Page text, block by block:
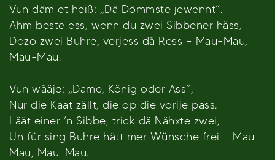
Vun däm et heiß: „Dä Dömmste jewennt“.
Ahm beste ess, wenn du zwei Sibbener häss,
Dozo zwei Buhre, verjess dä Ress – Mau-Mau,
Mau-Mau.
Vun wääje: „Dame, König oder Ass“,
Nur die Kaat zällt, die op die vorije pass.
Läät einer ’n Sibbe, trick dä Nähxte zwei,
Un für sing Buhre hätt mer Wünsche frei – Mau-
Mau, Mau-Mau.